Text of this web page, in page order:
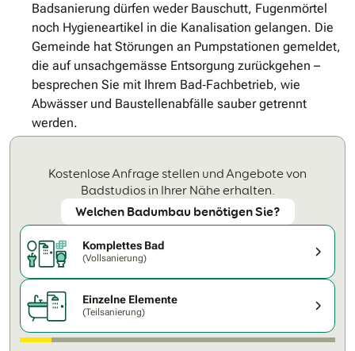
Badsanierung dürfen weder Bauschutt, Fugenmörtel
noch Hygieneartikel in die Kanalisation gelangen. Die
Gemeinde hat Störungen an Pumpstationen gemeldet,
die auf unsachgemässe Entsorgung zurückgehen –
besprechen Sie mit Ihrem Bad‐Fachbetrieb, wie
Abwässer und Baustellenabfälle sauber getrennt
werden.
Kostenlose Anfrage stellen und Angebote von
Badstudios in Ihrer Nähe erhalten.
Welchen Badumbau benötigen Sie?
Komplettes Bad
(Vollsanierung)
Einzelne Elemente
(Teilsanierung)